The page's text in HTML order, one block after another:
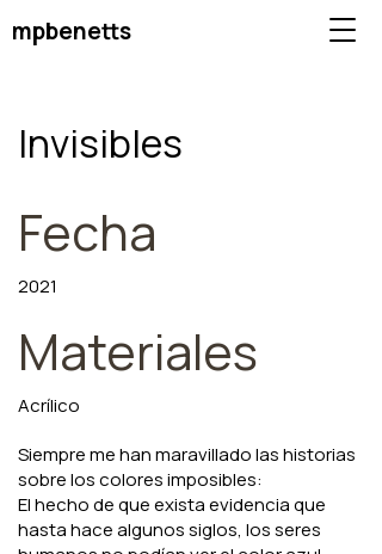
mpbenetts
Invisibles
Fecha
2021
Materiales
Acrílico
Siempre me han maravillado las historias
sobre los colores imposibles:
El hecho de que exista evidencia que
hasta hace algunos siglos, los seres